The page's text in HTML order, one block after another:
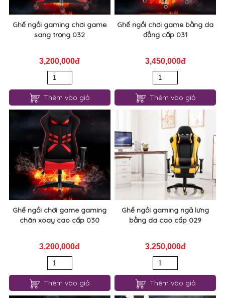
Ghế ngồi gaming chơi game
sang trọng 032
3,200,000đ
Thêm vào giỏ
Ghế ngồi chơi game bằng da
đẳng cấp 031
3,450,000đ
Thêm vào giỏ
Ghế ngồi chơi game gaming
chân xoay cao cấp 030
3,200,000đ
Thêm vào giỏ
Ghế ngồi gaming ngả lưng
bằng da cao cấp 029
3,250,000đ
Thêm vào giỏ